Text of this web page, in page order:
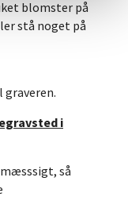
blomster på
stå noget på
graveren.
i
så